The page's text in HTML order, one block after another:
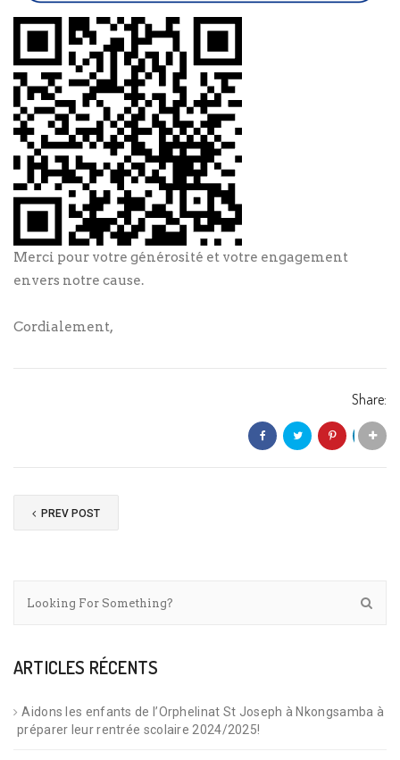
Merci pour votre générosité et votre engagement
envers notre cause.
Cordialement,
Share:
PREV POST
ARTICLES RÉCENTS
Aidons les enfants de l’Orphelinat St Joseph à Nkongsamba à
préparer leur rentrée scolaire 2024/2025!